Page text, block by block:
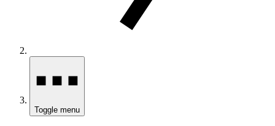
Toggle menu